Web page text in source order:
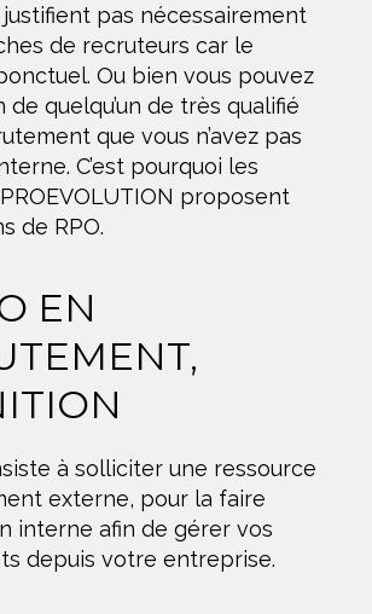
pas nécessairement
de recruteurs car le
Ou bien vous pouvez
de quelqu’un de très qualifié
que vous n’avez pas
C’est pourquoi les
proposent
de RPO.
EN
à solliciter une ressource
externe, pour la faire
interne afin de gérer vos
depuis votre entreprise.